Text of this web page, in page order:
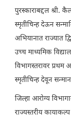
पुरस्काराबद्दल श्री.
स्मृतीचिन्ह देऊन
अभियानात राज्यात
उच्च माध्यमिक
विभागस्तरावर प्रथम
स्मृतीचिन्ह देवून
जिल्हा आरोग्य
राज्यस्तरीय